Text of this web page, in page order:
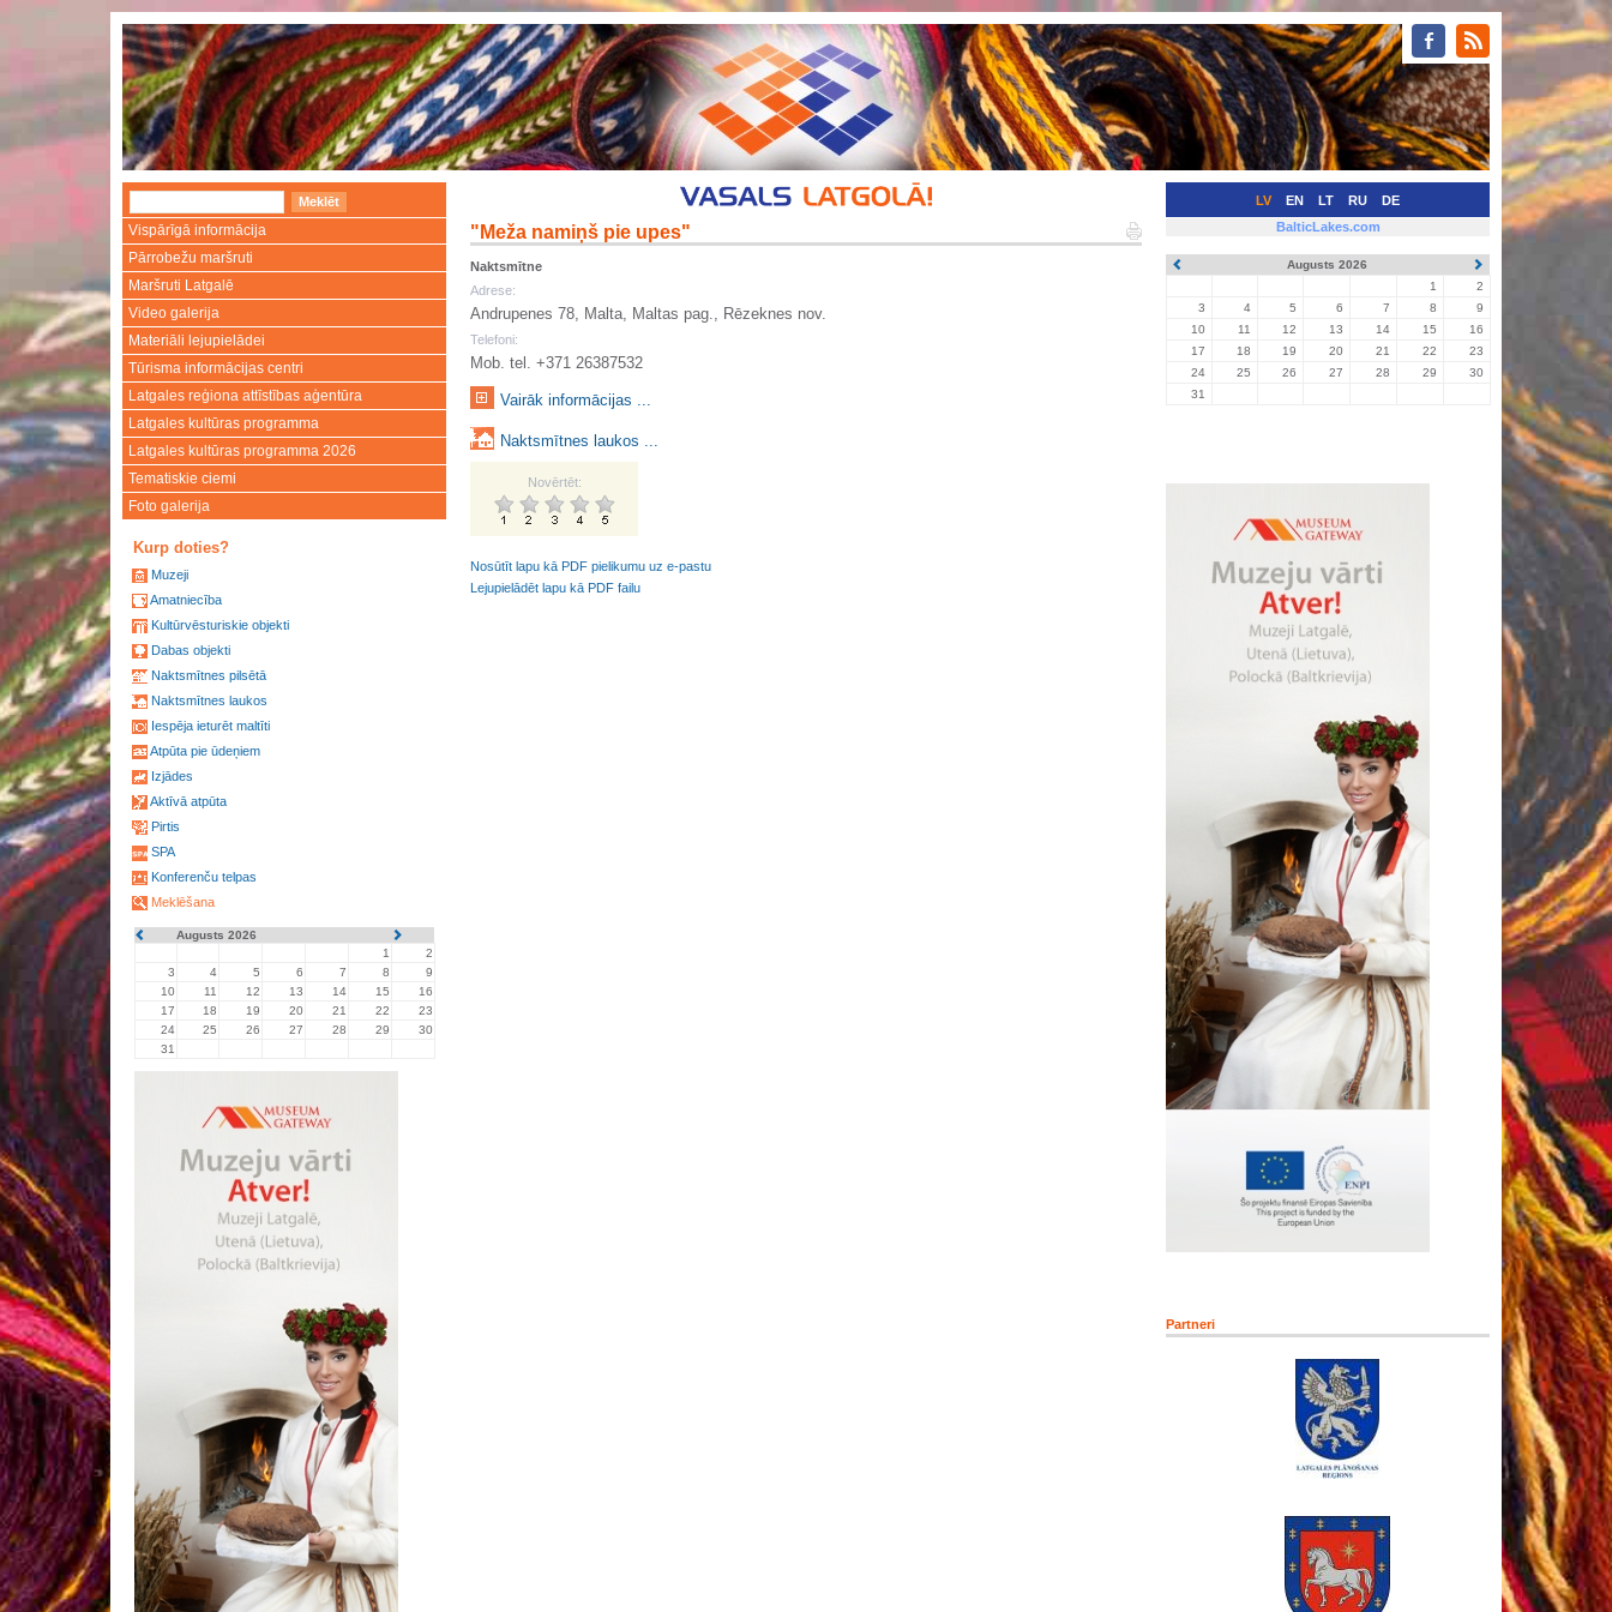
LV EN LT RU DE
Vispārīgā informācija
Pārrobežu maršruti
Maršruti Latgalē
Video galerija
Materiāli lejupielādei
Tūrisma informācijas centri
Latgales reģiona attīstības aģentūra
Latgales kultūras programma
Latgales kultūras programma 2026
Tematiskie ciemi
Foto galerija
Kurp doties?
Muzeji
Amatniecība
Kultūrvēsturiskie objekti
Dabas objekti
Naktsmītnes pilsētā
Naktsmītnes laukos
Iespēja ieturēt maltīti
Atpūta pie ūdeņiem
Izjādes
Aktīvā atpūta
Pirtis
SPA
Konferenču telpas
Meklēšana
Augusts 2026
1
2
3
4 5 6 7 8
9
10
11 12 13 14 15
16
17
18 19 20 21 22
23
24
25 26 27 28 29
30
31
"Meža namiņš pie upes"
Naktsmītne
Adrese:
Andrupenes 78, Malta, Maltas pag., Rēzeknes nov.
Telefoni:
Mob. tel. +371 26387532
Vairāk informācijas ...
Naktsmītnes laukos ...
Novērtēt:
Nosūtīt lapu kā PDF pielikumu uz e-pastu
Lejupielādēt lapu kā PDF failu
BalticLakes.com
Augusts 2026
1
2
3
4 5 6 7 8
9
10
11 12 13 14 15
16
17
18 19 20 21 22
23
24
25 26 27 28 29
30
31
Partneri